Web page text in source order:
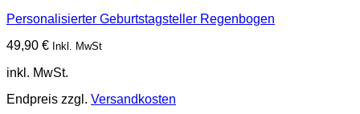
Personalisierter Geburtstagsteller Regenbogen
49,90 € Inkl. MwSt
inkl. MwSt.
Endpreis zzgl. Versandkosten